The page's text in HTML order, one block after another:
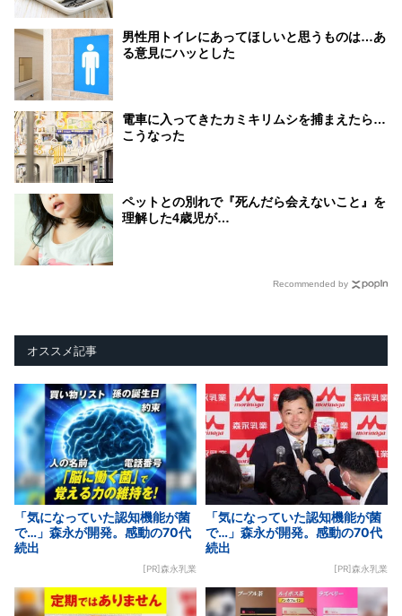
男性用トイレにあってほしいと思うものは…あ
る意見にハッとした
電車に入ってきたカミキリムシを捕まえたら…
こうなった
ペットとの別れで『死んだら会えないこと』を
理解した4歳児が…
Recommended by
オススメ記事
「気になっていた認知機能が菌
で…」森永が開発。感動の70代
続出
[PR]森永乳業
「気になっていた認知機能が菌
で…」森永が開発。感動の70代
続出
[PR]森永乳業